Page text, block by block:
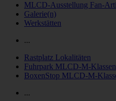
MLCD-Ausstellung Fan-
Galerie(n)
Werkstätten
...
Rastplatz Lokalitäten
Fuhrpark MLCD-M-Klassen
BoxenStop MLCD-M-
...